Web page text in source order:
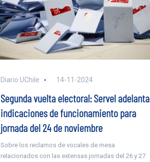
Diario UChile 14-11-2024
Segunda vuelta electoral: Servel adelanta
indicaciones de funcionamiento para
jornada del 24 de noviembre
Sobre los reclamos de vocales de mesa
relacionados con las extensas jornadas del 26 y 27